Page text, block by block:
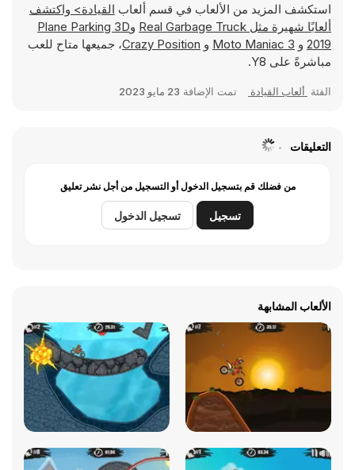
استكشف المزيد من الألعاب في قسم ألعاب
القيادة> واكتشف
ألعابًا شهيرة مثل Real Garbage Truck وPlane Parking 3D
2019 و Moto Maniac 3 و Crazy Position، جميعها متاح للعب
مباشرةً على Y8.
الفئة ألعاب القيادة تمت الإضافة 23 مايو 2023
التعليقات
من فضلك قم بتسجيل الدخول أو التسجيل من أجل نشر تعليق
تسجيل تسجيل الدخول
الألعاب المشابهة